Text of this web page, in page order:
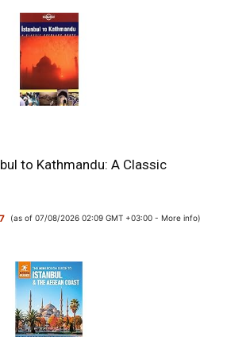
to Kathmandu: A Classic
(as of 07/08/2026 02:09 GMT +03:00 - More info)